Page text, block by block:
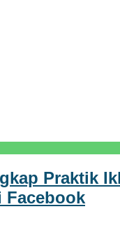
Praktik
Facebook